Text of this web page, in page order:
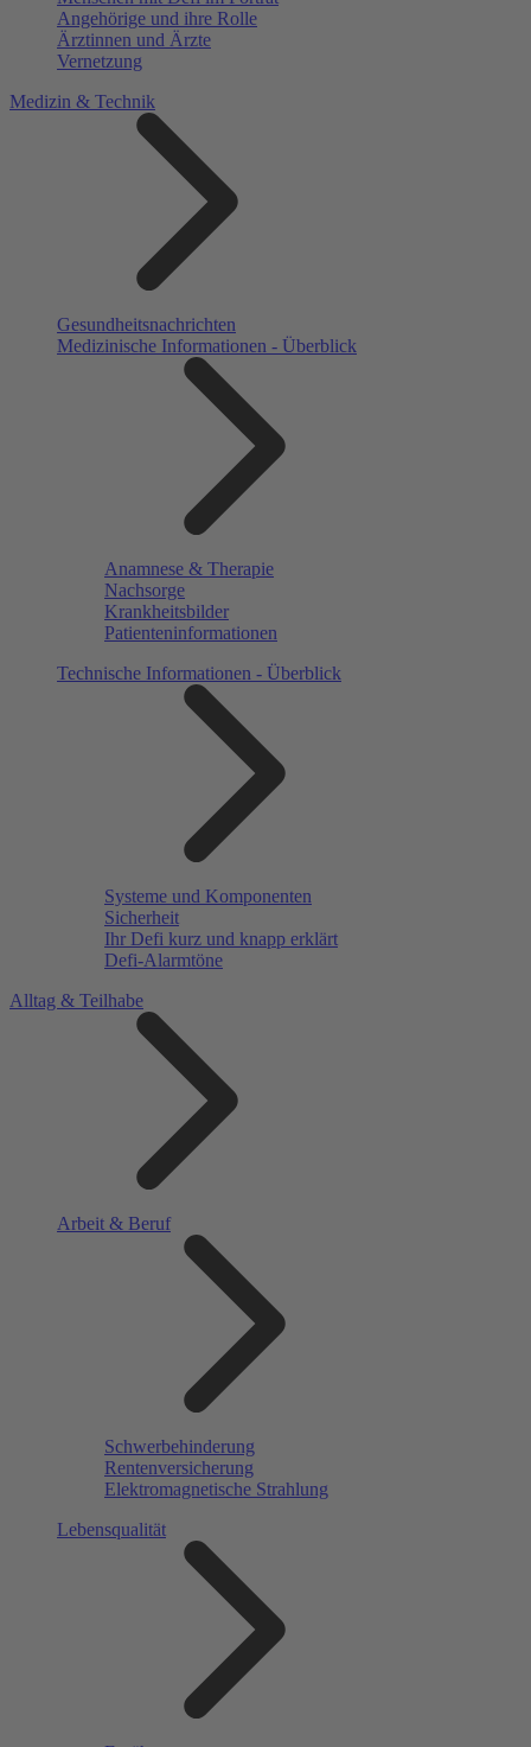
Angehörige und ihre Rolle
Ärztinnen und Ärzte
Vernetzung
Medizin & Technik
Gesundheitsnachrichten
Medizinische Informationen - Überblick
Anamnese & Therapie
Nachsorge
Krankheitsbilder
Patienteninformationen
Technische Informationen - Überblick
Systeme und Komponenten
Sicherheit
Ihr Defi kurz und knapp erklärt
Defi-Alarmtöne
Alltag & Teilhabe
Arbeit & Beruf
Schwerbehinderung
Rentenversicherung
Elektromagnetische Strahlung
Lebensqualität